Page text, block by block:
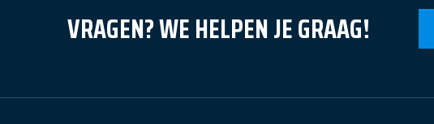
VRAGEN? WE HELPEN JE GRAAG!